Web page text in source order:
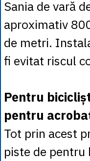
Sania de vară
aproximativ
de metri.
fi evitat riscul
Pentru
pentru
Tot prin acest
piste de